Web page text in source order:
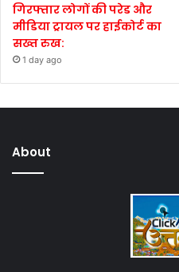
गिरफ्तार लोगों की परेड और
मीडिया ट्रायल पर हाईकोर्ट का
सख्त रुख:
1 day ago
About